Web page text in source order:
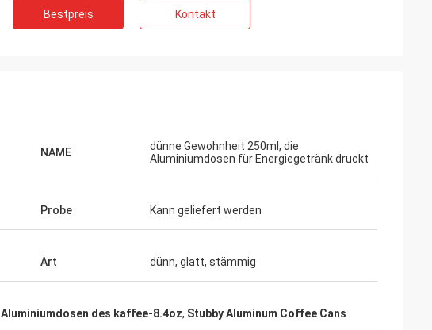
Bestpreis Kontakt
NAME
dünne Gewohnheit 250ml, die
Aluminiumdosen für Energiegetränk druckt
Probe Kann geliefert werden
Art dünn, glatt, stämmig
Aluminiumdosen des kaffee-8.4oz, Stubby Aluminum Coffee Cans